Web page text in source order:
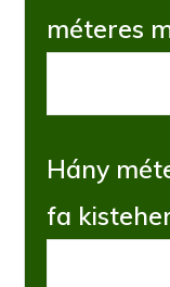
méteres
Hány
fa